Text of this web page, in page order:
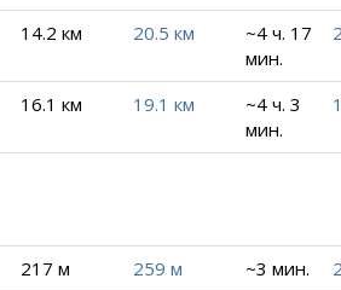
14.2 км 20.5 км
~4 ч. 17
мин.
16.1 км 19.1 км
~4 ч. 3
мин.
217 м 259 м ~3 мин.